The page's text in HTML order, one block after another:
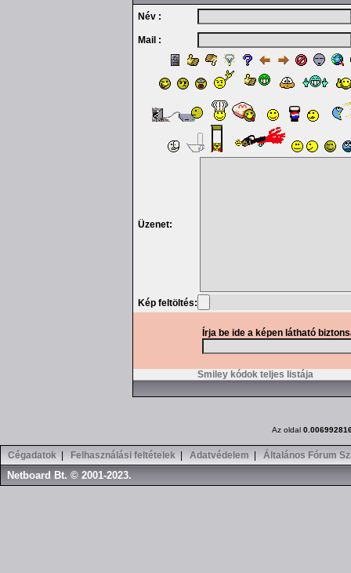
Név :
Mail :
Üzenet:
Kép feltöltés:
Írja be ide a képen látható
Smiley kódok teljes listája
Az oldal
Cégadatok Felhasználási feltételek Adatvédelem Általános Fórum
Netboard Bt. © 2001-2023.